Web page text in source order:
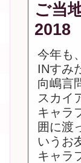
ご当
2018
今年も
INすみ
向嶋言
スカイ
キャラ
囲に渡
いうお
キャラ